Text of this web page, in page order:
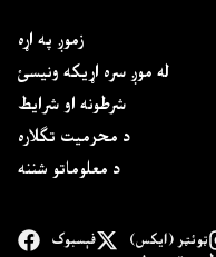
زموږ په اړه
له موږ سره اړیکه ونیسئ
شرطونه او شرایط
د محرمیت تګلاره
د معلوماتو شننه
فېسبوک ټوئټر (ایکس)